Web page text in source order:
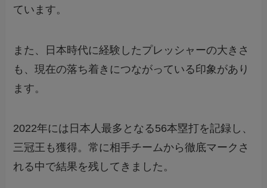
ています。
また、日本時代に経験したプレッシャーの大きさ
も、現在の落ち着きにつながっている印象があり
ます。
2022年には日本人最多となる56本塁打を記録し、
三冠王も獲得。常に相手チームから徹底マークさ
れる中で結果を残してきました。